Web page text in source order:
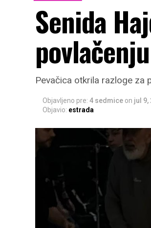
Senida
Pevačica otkrila razloge za
Objavljeno pre: 4 sedmice on jul 9,
Objavio: estrada